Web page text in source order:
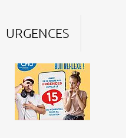
URGENCES